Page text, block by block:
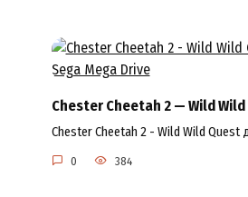
Chester Cheetah 2 — Wild
Chester Cheetah 2 - Wild Wild Quest
0 384